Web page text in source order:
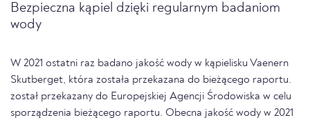
Bezpieczna kąpiel dzięki regularnym badaniom
wody
W 2021 ostatni raz badano jakość wody w kąpielisku Vaenern
Skutberget, która została przekazana do bieżącego raportu.
został przekazany do Europejskiej Agencji Środowiska w celu
sporządzenia bieżącego raportu. Obecna jakość wody w 2021